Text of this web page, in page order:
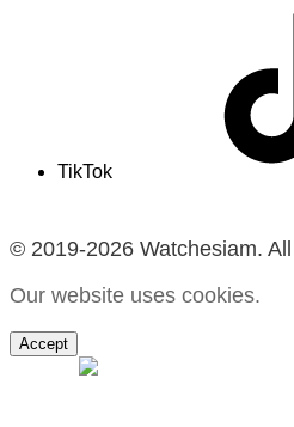
TikTok
© 2019-2026 Watchesiam.
Our website uses cookies.
Accept